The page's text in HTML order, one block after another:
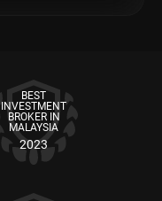
BEST
INVESTMENT
BROKER IN
MALAYSIA
2023